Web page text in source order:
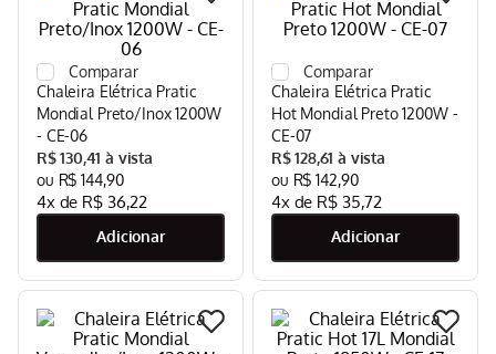
Chaleira Elétrica Pratic
Mondial Preto/Inox 1200W
- CE-06
R$ 130,41
R$ 144,90
4x de R$ 36,22
Chaleira Elétrica Pratic
Hot Mondial Preto 1200W -
CE-07
R$ 128,61
R$ 142,90
4x de R$ 35,72